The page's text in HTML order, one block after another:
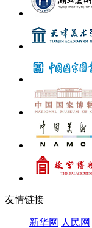
友情链接
新华网 人民网